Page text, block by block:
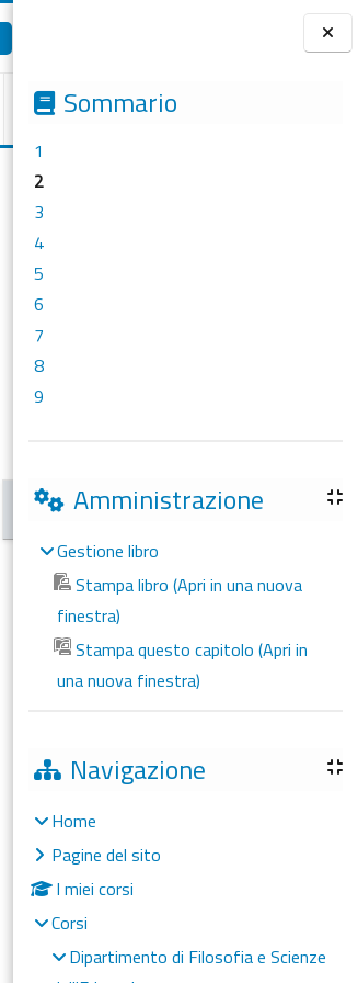
Blocchi
Sommario
1
2
3
4
5
6
7
8
9
Amministrazione
Gestione libro
Stampa libro (Apri in una nuova
finestra)
Stampa questo capitolo (Apri in
una nuova finestra)
Navigazione
Home
Pagine del sito
I miei corsi
Corsi
Dipartimento di Filosofia e Scienze